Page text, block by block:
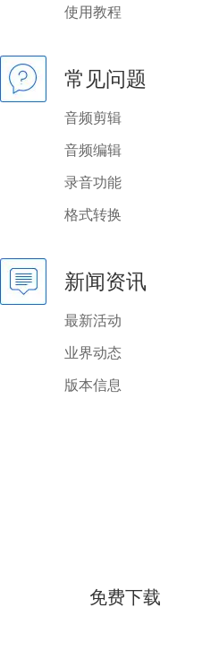
使用教程
常见问题
音频剪辑
音频编辑
录音功能
格式转换
新闻资讯
最新活动
业界动态
版本信息
免费下载